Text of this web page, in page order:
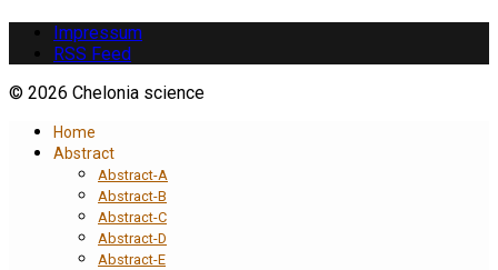
Impressum
RSS Feed
© 2026 Chelonia science
Home
Abstract
Abstract-A
Abstract-B
Abstract-C
Abstract-D
Abstract-E